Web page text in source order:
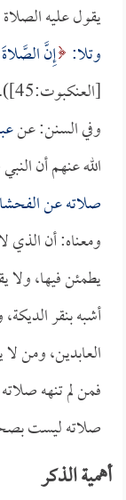
يقول عليه
وتلا: إِنَّ
[العنكبوت:45]).
وفي السنن: عن
الله عنهم أن
صلاته عن الفحشاء
ومعناه: أن الذي
يطمئن فيها، ولا
أشبه بنقر
العابدين، ومن لا
فمن لم تنهه
صلاته ليست
أهمية الذكر